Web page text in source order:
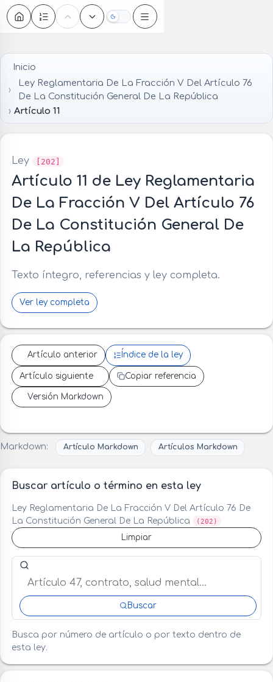
Oscuro
Inicio
Ley Reglamentaria De La Fracción V Del Artículo 76
De La Constitución General De La República
Artículo 11
Ley [202]
Artículo 11 de Ley Reglamentaria
De La Fracción V Del Artículo 76
De La Constitución General De
La República
Texto íntegro, referencias y ley completa.
Ver ley completa
Artículo anterior Índice de la ley
Artículo siguiente Copiar referencia
Versión Markdown
Markdown: Artículo Markdown Artículos Markdown
Buscar artículo o término en esta ley
Ley Reglamentaria De La Fracción V Del Artículo 76 De
La Constitución General De La República
(202)
Limpiar
Buscar artículo o término en esta ley
Buscar
Busca por número de artículo o por texto dentro de
esta ley.